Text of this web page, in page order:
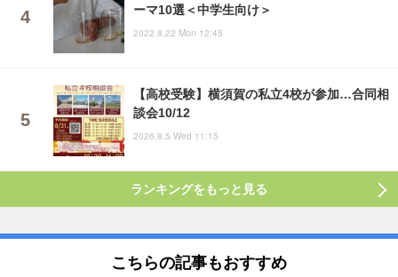
ーマ10選＜中学生向け＞
2022.8.22 Mon 12:45
【高校受験】横須賀の私立4校が参加…合同相
談会10/12
2026.8.5 Wed 11:15
ランキングをもっと見る
こちらの記事もおすすめ